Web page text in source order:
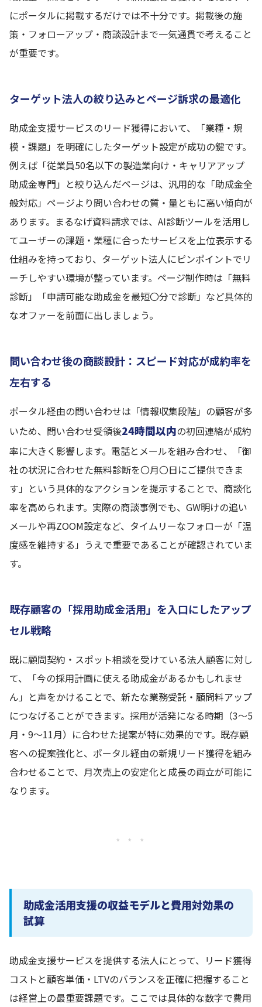
にポータルに掲載するだけでは不十分です。掲載後の施
策・フォローアップ・商談設計まで一気通貫で考えること
が重要です。
ターゲット法人の絞り込みとページ訴求の最適化
助成金支援サービスのリード獲得において、「業種・規
模・課題」を明確にしたターゲット設定が成功の鍵です。
例えば「従業員50名以下の製造業向け・キャリアアップ
助成金専門」と絞り込んだページは、汎用的な「助成金全
般対応」ページより問い合わせの質・量ともに高い傾向が
あります。まるなげ資料請求では、AI診断ツールを活用し
てユーザーの課題・業種に合ったサービスを上位表示する
仕組みを持っており、ターゲット法人にピンポイントでリ
ーチしやすい環境が整っています。ページ制作時は「無料
診断」「申請可能な助成金を最短〇分で診断」など具体的
なオファーを前面に出しましょう。
問い合わせ後の商談設計：スピード対応が成約率を
左右する
ポータル経由の問い合わせは「情報収集段階」の顧客が多
いため、問い合わせ受領後24時間以内の初回連絡が成約
率に大きく影響します。電話とメールを組み合わせ、「御
社の状況に合わせた無料診断を〇月〇日にご提供できま
す」という具体的なアクションを提示することで、商談化
率を高められます。実際の商談事例でも、GW明けの追い
メールや再ZOOM設定など、タイムリーなフォローが「温
度感を維持する」うえで重要であることが確認されていま
す。
既存顧客の「採用助成金活用」を入口にしたアップ
セル戦略
既に顧問契約・スポット相談を受けている法人顧客に対し
て、「今の採用計画に使える助成金があるかもしれませ
ん」と声をかけることで、新たな業務受託・顧問料アップ
につなげることができます。採用が活発になる時期（3〜5
月・9〜11月）に合わせた提案が特に効果的です。既存顧
客への提案強化と、ポータル経由の新規リード獲得を組み
合わせることで、月次売上の安定化と成長の両立が可能に
なります。
* * *
助成金活用支援の収益モデルと費用対効果の
試算
助成金支援サービスを提供する法人にとって、リード獲得
コストと顧客単価・LTVのバランスを正確に把握すること
は経営上の最重要課題です。ここでは具体的な数字で費用